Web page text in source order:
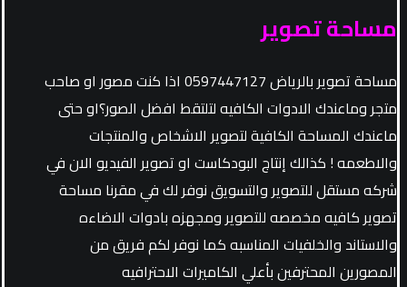
مساحة تصوير
مساحة تصوير بالرياض 0597447127 اذا كنت مصور او صاحب
متجر وماعندك الادوات الكافيه لتلتقط افضل الصور؟او حتى
ماعندك المساحة الكافية لتصوير الاشخاص والمنتجات
والاطعمه ! كذالك إنتاج البودكاست او تصوير الفيديو الان في
شركه مستقل للتصوير والتسويق نوفر لك في مقرنا مساحة
تصوير كافيه مخصصه للتصوير ومجهزه بادوات الاضاءه
والاستاند والخلفيات المناسبه كما نوفر لكم فريق من
المصورين المحترفين بأعلي الكاميرات الاحترافيه